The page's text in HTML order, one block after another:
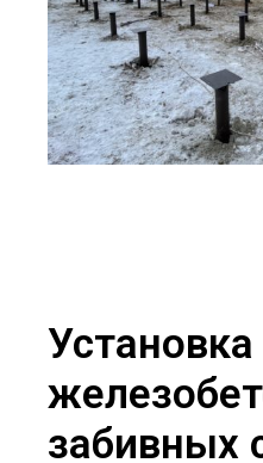
Установка
забивных